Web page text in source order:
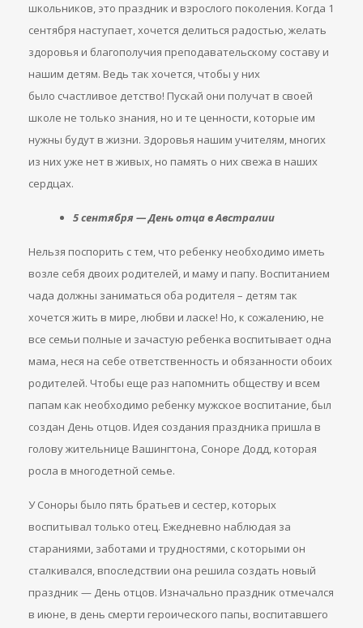
школьников, это праздник и взрослого поколения. Когда 1
сентября наступает, хочется делиться радостью, желать
здоровья и благополучия преподавательскому составу и
нашим детям. Ведь так хочется, чтобы у них
было счастливое детство! Пускай они получат в своей
школе не только знания, но и те ценности, которые им
нужны будут в жизни. Здоровья нашим учителям, многих
из них уже нет в живых, но память о них свежа в наших
сердцах.
5 сентября — День отца в Австралии
Нельзя поспорить с тем, что ребенку необходимо иметь
возле себя двоих родителей, и маму и папу. Воспитанием
чада должны заниматься оба родителя – детям так
хочется жить в мире, любви и ласке! Но, к сожалению, не
все семьи полные и зачастую ребенка воспитывает одна
мама, неся на себе ответственность и обязанности обоих
родителей. Чтобы еще раз напомнить обществу и всем
папам как необходимо ребенку мужское воспитание, был
создан День отцов. Идея создания праздника пришла в
голову жительнице Вашингтона, Соноре Додд, которая
росла в многодетной семье.
У Соноры было пять братьев и сестер, которых
воспитывал только отец. Ежедневно наблюдая за
стараниями, заботами и трудностями, с которыми он
сталкивался, впоследствии она решила создать новый
праздник — День отцов. Изначально праздник отмечался
в июне, в день смерти героического папы, воспитавшего